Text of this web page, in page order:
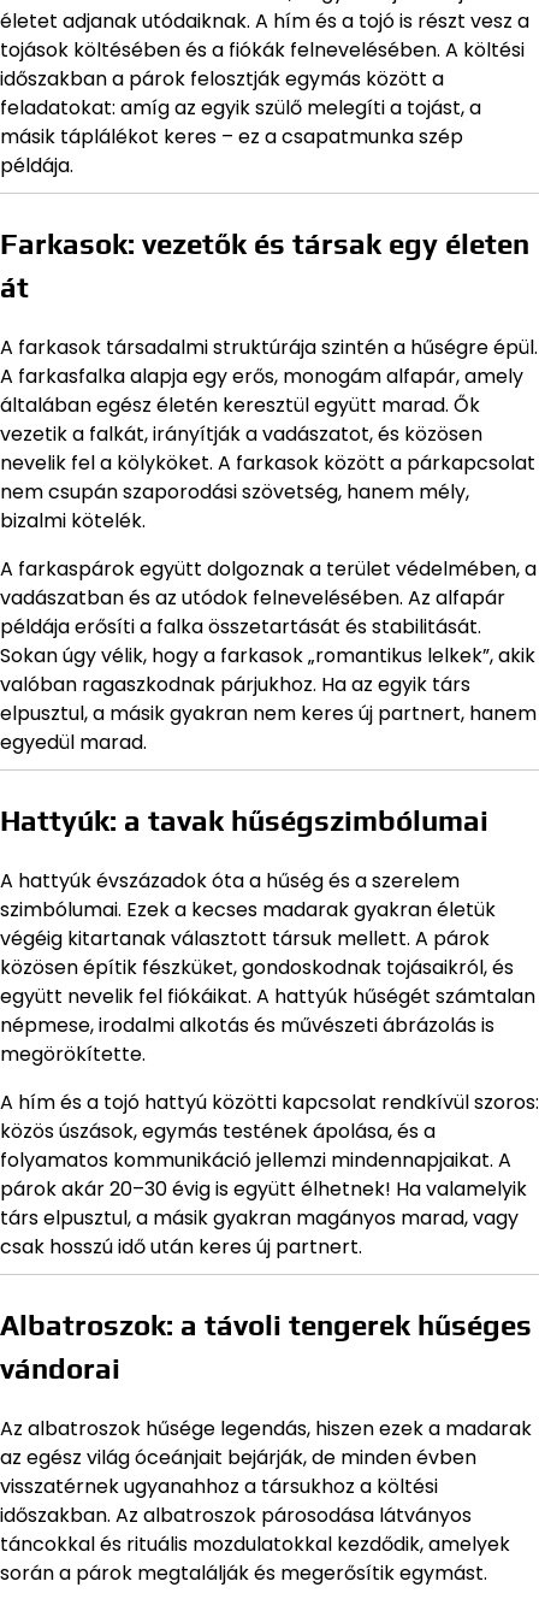
életet adjanak utódaiknak. A hím és a tojó is részt vesz a
tojások költésében és a fiókák felnevelésében. A költési
időszakban a párok felosztják egymás között a
feladatokat: amíg az egyik szülő melegíti a tojást, a
másik táplálékot keres – ez a csapatmunka szép
példája.
Farkasok: vezetők és társak egy életen
át
A farkasok társadalmi struktúrája szintén a hűségre épül.
A farkasfalka alapja egy erős, monogám alfapár, amely
általában egész életén keresztül együtt marad. Ők
vezetik a falkát, irányítják a vadászatot, és közösen
nevelik fel a kölyköket. A farkasok között a párkapcsolat
nem csupán szaporodási szövetség, hanem mély,
bizalmi kötelék.
A farkaspárok együtt dolgoznak a terület védelmében, a
vadászatban és az utódok felnevelésében. Az alfapár
példája erősíti a falka összetartását és stabilitását.
Sokan úgy vélik, hogy a farkasok „romantikus lelkek”, akik
valóban ragaszkodnak párjukhoz. Ha az egyik társ
elpusztul, a másik gyakran nem keres új partnert, hanem
egyedül marad.
Hattyúk: a tavak hűségszimbólumai
A hattyúk évszázadok óta a hűség és a szerelem
szimbólumai. Ezek a kecses madarak gyakran életük
végéig kitartanak választott társuk mellett. A párok
közösen építik fészküket, gondoskodnak tojásaikról, és
együtt nevelik fel fiókáikat. A hattyúk hűségét számtalan
népmese, irodalmi alkotás és művészeti ábrázolás is
megörökítette.
A hím és a tojó hattyú közötti kapcsolat rendkívül szoros:
közös úszások, egymás testének ápolása, és a
folyamatos kommunikáció jellemzi mindennapjaikat. A
párok akár 20–30 évig is együtt élhetnek! Ha valamelyik
társ elpusztul, a másik gyakran magányos marad, vagy
csak hosszú idő után keres új partnert.
Albatroszok: a távoli tengerek hűséges
vándorai
Az albatroszok hűsége legendás, hiszen ezek a madarak
az egész világ óceánjait bejárják, de minden évben
visszatérnek ugyanahhoz a társukhoz a költési
időszakban. Az albatroszok párosodása látványos
táncokkal és rituális mozdulatokkal kezdődik, amelyek
során a párok megtalálják és megerősítik egymást.